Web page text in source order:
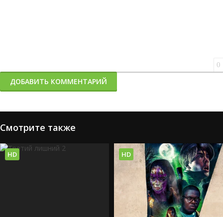
0
ДОБАВИТЬ КОММЕНТАРИЙ
Смотрите также
HD HD